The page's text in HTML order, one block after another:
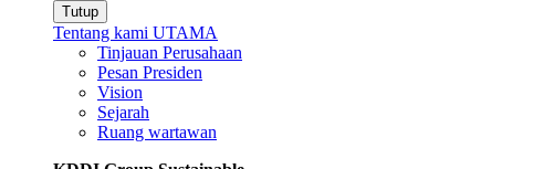
Tutup
Tentang kami UTAMA
Tinjauan Perusahaan
Pesan Presiden
Vision
Sejarah
Ruang wartawan